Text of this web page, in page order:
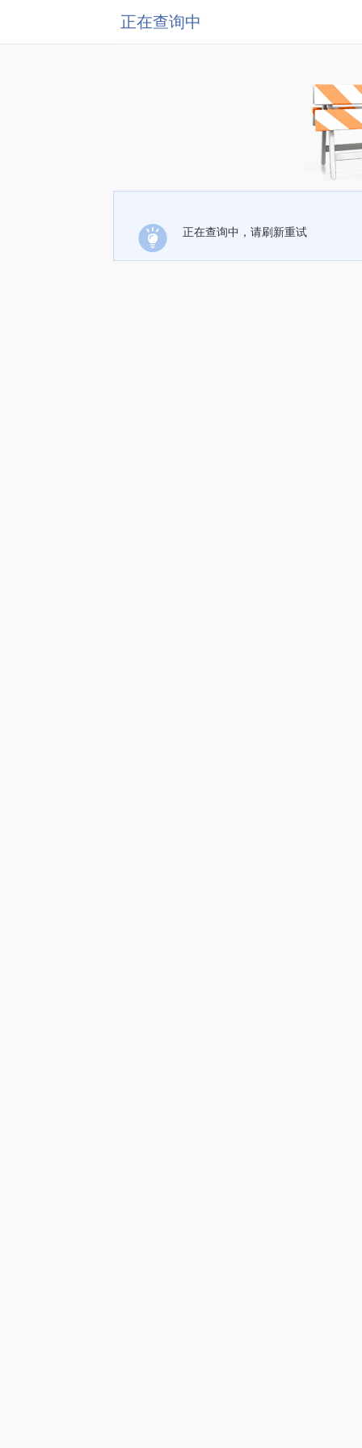
正在查询中
正在查询中，请刷新重试